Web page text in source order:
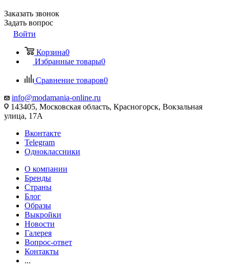
Заказать звонок
Задать вопрос
Войти
Корзина0
Избранные товары0
Сравнение товаров0
info@modamania-online.ru
143405, Московская область, Красногорск, Вокзальная
улица, 17А
Вконтакте
Telegram
Одноклассники
О компании
Бренды
Страны
Блог
Образы
Выкройки
Новости
Галерея
Вопрос-ответ
Контакты
...